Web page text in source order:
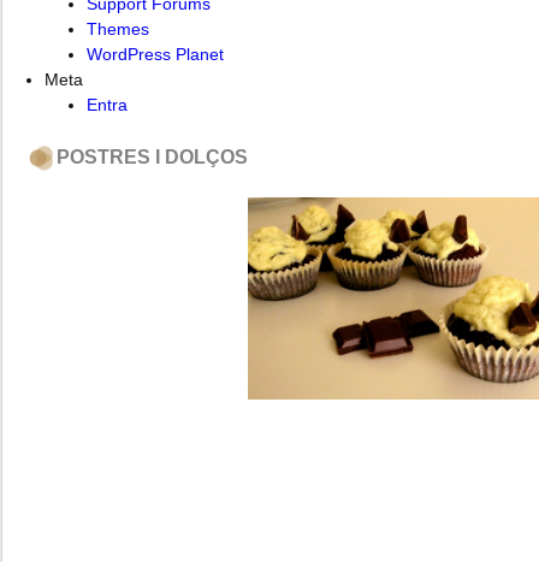
Themes
WordPress Planet
Meta
Entra
POSTRES I DOLÇOS